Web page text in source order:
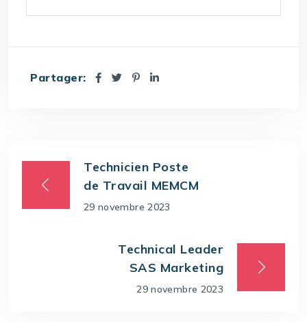
Partager:
Technicien Poste
de Travail MEMCM
29 novembre 2023
Technical Leader
SAS Marketing
29 novembre 2023